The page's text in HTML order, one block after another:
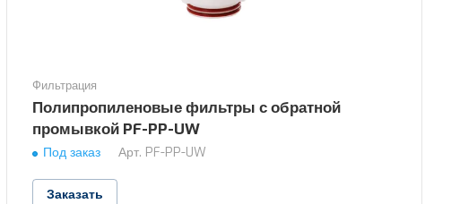
Фильтрация
Полипропиленовые фильтры с обратной
промывкой PF-PP-UW
Под заказ Арт. PF-PP-UW
Заказать